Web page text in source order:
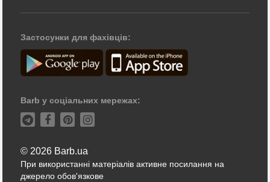
Застосунки для фахівців:
Barb у соціальних мережах:
© 2026 Barb.ua
При використанні матеріалів активне посилання на
джерело обов'язкове